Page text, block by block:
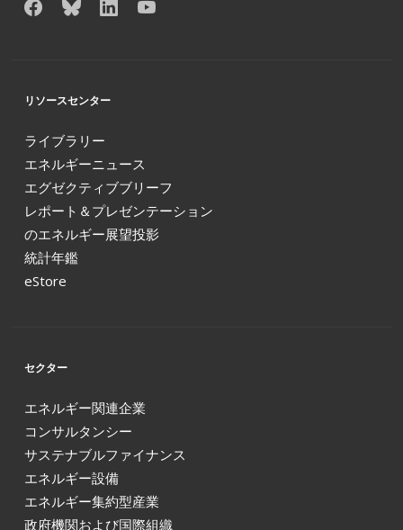
リソースセンター
ライブラリー
エネルギーニュース
エグゼクティブブリーフ
レポート＆プレゼンテーション
のエネルギー展望投影
統計年鑑
eStore
セクター
エネルギー関連企業
コンサルタンシー
サステナブルファイナンス
エネルギー設備
エネルギー集約型産業
政府機関および国際組織